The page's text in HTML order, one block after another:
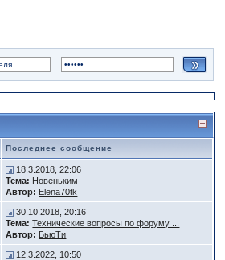
Последнее сообщение
18.3.2018, 22:06
Тема: Новеньким
Автор: Elena70tk
30.10.2018, 20:16
Тема: Технические вопросы по форуму ...
Автор: БьюTи
12.3.2022, 10:50